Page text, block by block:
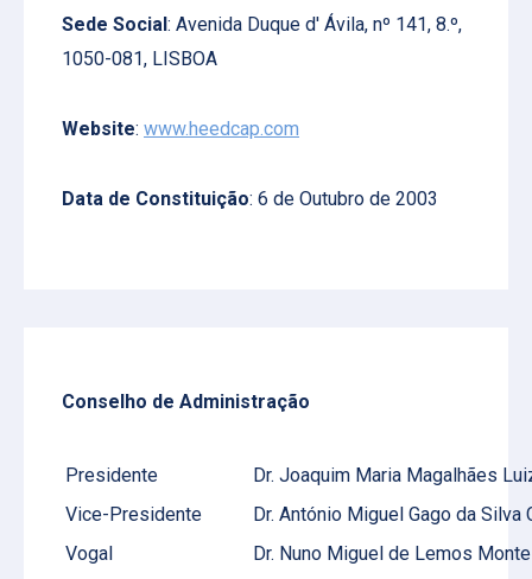
Sede Social: Avenida Duque d' Ávila, nº 141, 8.º,
1050-081, LISBOA
Website: www.heedcap.com
Data de Constituição: 6 de Outubro de 2003
Conselho de Administração
Presidente
Dr. Joaquim Maria Magalhães
Vice-Presidente
Dr. António Miguel Gago da Silva
Vogal
Dr. Nuno Miguel de Lemos